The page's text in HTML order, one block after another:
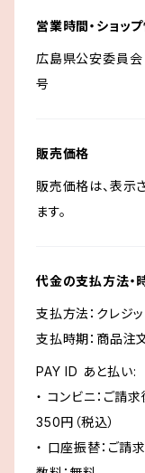
営業時間・ショッ
広島県公安委員
号
販売価格
販売価格は、表示
ます。
代金の支払方法・
支払方法：クレジ
支払時期：商品注
PAY ID あと払い:
・ コンビニ：ご請
350円（税込）
・ 口座振替：ご請